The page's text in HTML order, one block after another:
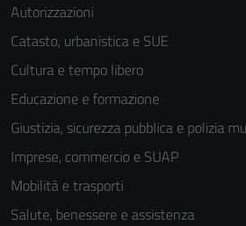
Autorizzazioni
Catasto, urbanistica e SUE
Cultura e tempo libero
Educazione e formazione
Giustizia, sicurezza pubblica e polizia
Imprese, commercio e SUAP
Mobilità e trasporti
Salute, benessere e assistenza